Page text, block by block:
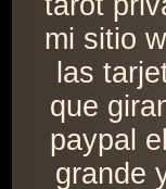
mi sitio
las
que
paypal
grande